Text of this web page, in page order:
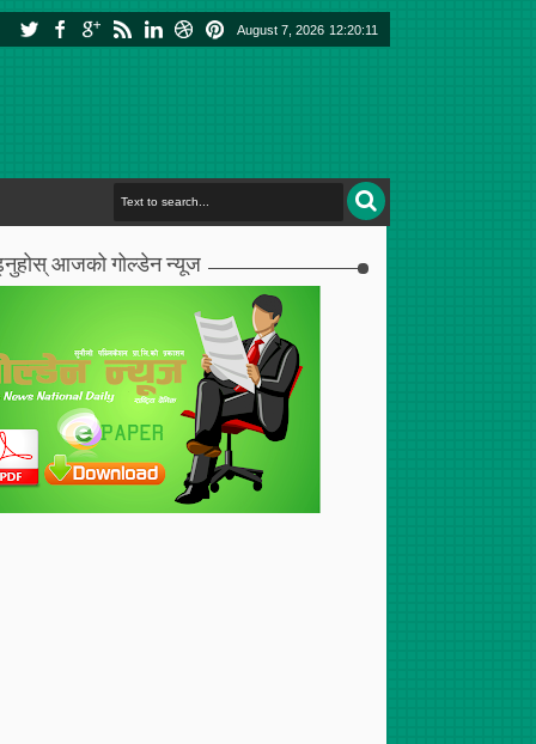
August 7, 2026 12:20:12
आजको गोल्डेन न्यूज